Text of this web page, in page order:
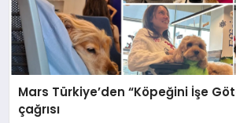
Mars Türkiye’den “Köpeğini İşe
çağrısı